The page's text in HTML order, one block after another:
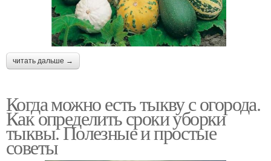
читать дальше →
Когда можно есть тыкву с огорода.
Как определить сроки уборки
тыквы. Полезные и простые
советы